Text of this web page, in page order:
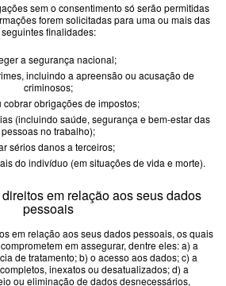
sem o consentimento só serão permitidas
forem solicitadas para uma ou mais das
seguintes finalidades:
a segurança nacional;
incluindo a apreensão ou acusação de
criminosos;
cobrar obrigações de impostos;
(incluindo saúde, segurança e bem-estar das
pessoas no trabalho);
sérios danos a terceiros;
do indivíduo (em situações de vida e morte).
em relação aos seus dados
pessoais
em relação aos seus dados pessoais, os quais
em assegurar, dentre eles: a) a
de tratamento; b) o acesso aos dados; c) a
inexatos ou desatualizados; d) a
ou eliminação de dados desnecessários,